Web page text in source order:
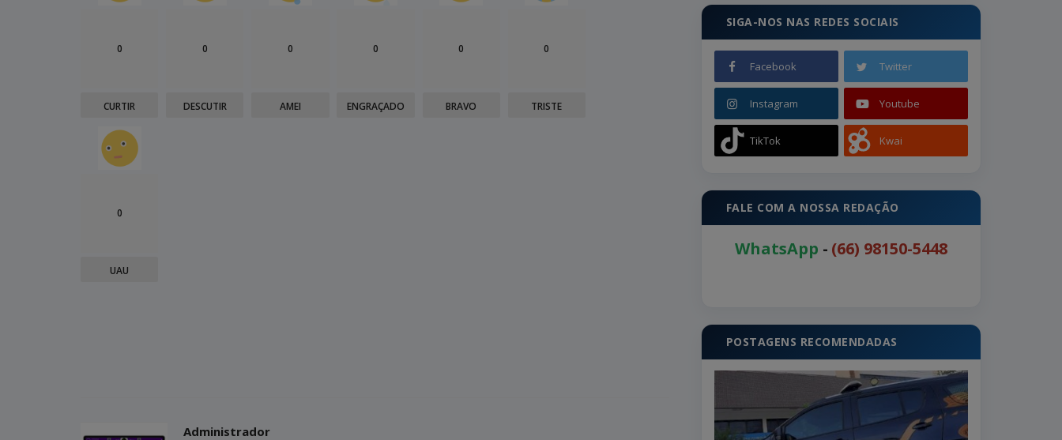
0
CURTIR
0
DESCUTIR
0
AMEI
0
ENGRAÇADO
0
BRAVO
0
TRISTE
0
UAU
Administrador
SIGA-NOS NAS REDES SOCIAIS
Facebook Twitter
Instagram Youtube
TikTok Kwai
FALE COM A NOSSA REDAÇÃO
WhatsApp - (66) 98150-5448
POSTAGENS RECOMENDADAS